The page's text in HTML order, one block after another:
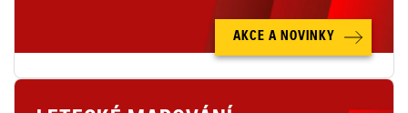
AKCE A NOVINKY